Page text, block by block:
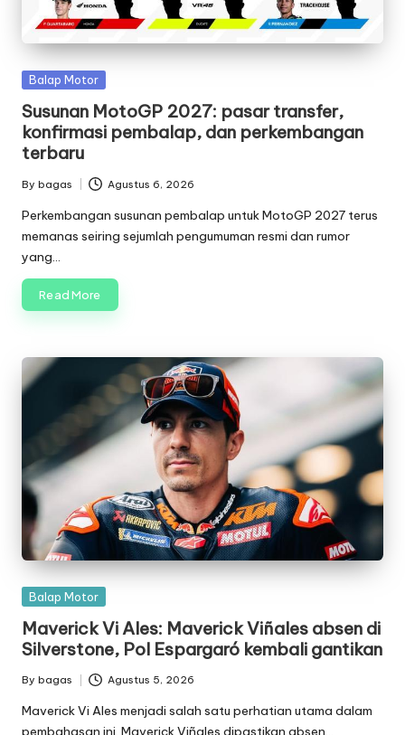
Posted
Balap Motor
Susunan MotoGP 2027: pasar transfer,
konfirmasi pembalap, dan perkembangan
terbaru
Posted
by
By bagas Agustus 6, 2026
Perkembangan susunan pembalap untuk MotoGP 2027 terus
memanas seiring sejumlah pengumuman resmi dan rumor
yang…
Read More
Posted
Balap Motor
Maverick Vi Ales: Maverick Viñales absen di
Silverstone, Pol Espargaró kembali gantikan
Posted
by
By bagas Agustus 5, 2026
Maverick Vi Ales menjadi salah satu perhatian utama dalam
pembahasan ini. Maverick Viñales dipastikan absen…